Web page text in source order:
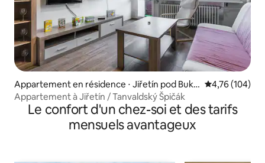
Appartement en résidence ⋅ Jiřetín pod Buko
vou
Évaluation
4,76 (104)
Appartement à Jiřetín / Tanvaldský Špičák
Le confort d'un chez-soi et des tarifs
mensuels avantageux